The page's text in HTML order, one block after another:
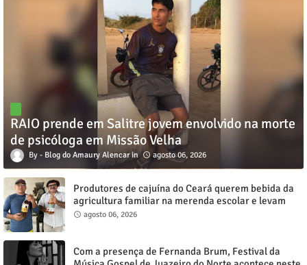
RAIO prende em Salitre jovem envolvido na morte
de psicóloga em Missão Velha
Blog do Amaury Alencar agosto 06, 2026
Produtores de cajuína do Ceará querem bebida da
agricultura familiar na merenda escolar e levam
reivindicação à agenda política
agosto 06, 2026
Com a presença de Fernanda Brum, Festival da